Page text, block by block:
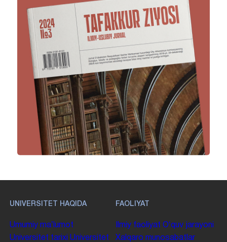
UNIVERSITET HAQIDA
Umumiy maʼlumot
Universitet tarixi Universitet
FAOLIYAT
Ilmiy faoliyat Oʻquv jarayoni
Xalqaro munosabatlar